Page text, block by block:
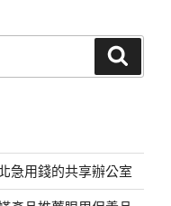
急用錢的共享辦公室